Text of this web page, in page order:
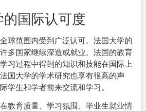
国际认可度
球范围内受到广泛认可。法国大学的
多国家继续深造或就业。法国的教育
习过程中得到的知识和技能在国际上
国大学的学术研究也享有很高的声
学生和学者前来交流和学习。
教育质量、学习氛围、毕业生就业情